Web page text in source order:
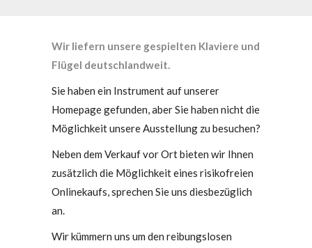
Wir liefern unsere gespielten Klaviere und
Flügel deutschlandweit.
Sie haben ein Instrument auf unserer
Homepage gefunden, aber Sie haben nicht die
Möglichkeit unsere Ausstellung zu besuchen?
Neben dem Verkauf vor Ort bieten wir Ihnen
zusätzlich die Möglichkeit eines risikofreien
Onlinekaufs, sprechen Sie uns diesbezüglich
an.
Wir kümmern uns um den reibungslosen